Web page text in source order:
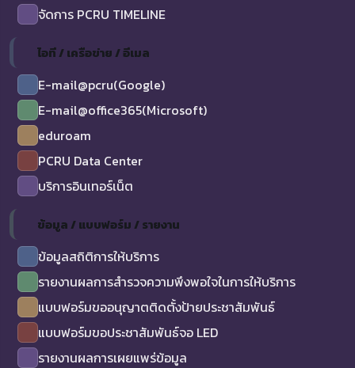
จัดการ PCRU TIMELINE
ไอที / เครือข่าย / อีเมล
E-mail@pcru(Google)
E-mail@office365(Microsoft)
eduroam
PCRU Data Center
บริการอินเทอร์เน็ต
ข้อมูล / แบบฟอร์ม / รายงาน
ข้อมูลสถิติการให้บริการ
รายงานผลการสำรวจความพึงพอใจในการให้บริการ
แบบฟอร์มขออนุญาตติดตั้งป้ายประชาสัมพันธ์
แบบฟอร์มขอประชาสัมพันธ์จอ LED
รายงานผลการเผยแพร่ข้อมูล